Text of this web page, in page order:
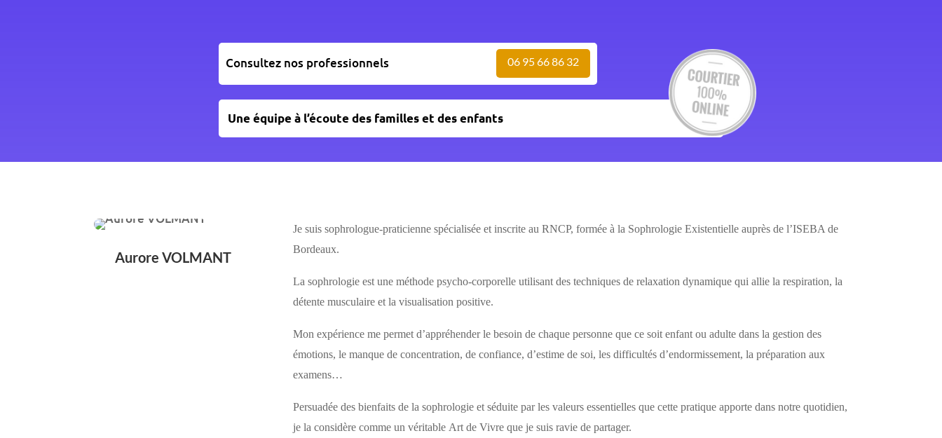
Consultez nos professionnels 06 95 66 86 32
Une équipe à l’écoute des familles et des enfants
Aurore VOLMANT
Je suis sophrologue-praticienne spécialisée et inscrite au RNCP, formée à la Sophrologie Existentielle auprès de l’ISEBA de
Bordeaux.
La sophrologie est une méthode psycho-corporelle utilisant des techniques de relaxation dynamique qui allie la respiration, la
détente musculaire et la visualisation positive.
Mon expérience me permet d’appréhender le besoin de chaque personne que ce soit enfant ou adulte dans la gestion des
émotions, le manque de concentration, de confiance, d’estime de soi, les difficultés d’endormissement, la préparation aux
examens…
Persuadée des bienfaits de la sophrologie et séduite par les valeurs essentielles que cette pratique apporte dans notre quotidien,
je la considère comme un véritable Art de Vivre que je suis ravie de partager.